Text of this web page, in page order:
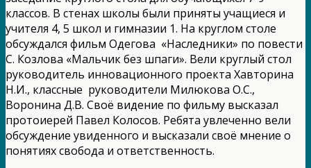
классов. В стенах школы были приняты учащиеся и
учителя 4, 5 школ и гимназии 1. На круглом столе
обсуждался фильм Одегова «Наследники» по повести
С. Козлова «Мальчик без шпаги». Вели круглый стол
руководитель инновационного проекта Хавторина
Н.И., классные руководители Милюкова О.С.,
Воронина Д.В. Своё видение по фильму высказал
протоиерей Павел Колосов. Ребята увлеченно вели
обсуждение увиденного и высказали своё мнение о
понятиях свобода и ответственность.